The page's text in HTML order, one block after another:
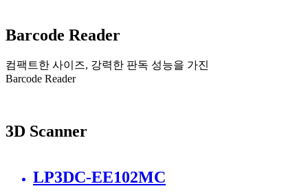
Barcode Reader
컴팩트한 사이즈, 강력한 판독 성능을 가진
Barcode Reader
3D Scanner
LP3DC-EE102MC